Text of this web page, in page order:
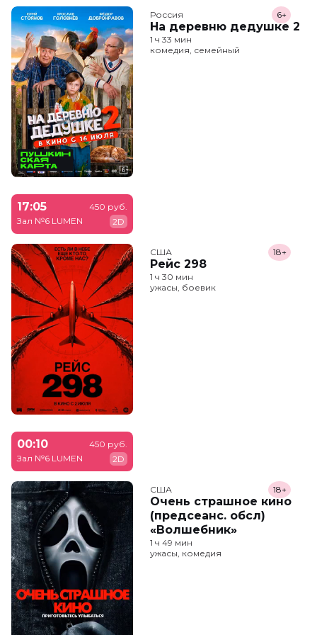
Россия
На деревню дедушке 2
6+
1 ч 33 мин
комедия, семейный
17:05
Зал №6 LUMEN
450 руб.
2D
США
Рейс 298
18+
1 ч 30 мин
ужасы, боевик
00:10
Зал №6 LUMEN
450 руб.
2D
США
Очень страшное кино
(предсеанс. обсл)
«Волшебник»
18+
1 ч 49 мин
ужасы, комедия